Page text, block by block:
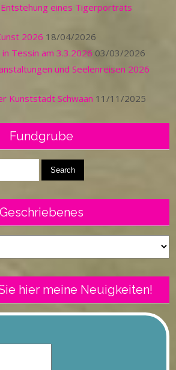
eines Tigerporträts
2026 18/04/2026
Tessin am 3.3.2026 03/03/2026
und Seelenreisen 2026
Kunststadt Schwaan 11/11/2025
Fundgrube
Geschriebenes
hier meine Neuigkeiten!